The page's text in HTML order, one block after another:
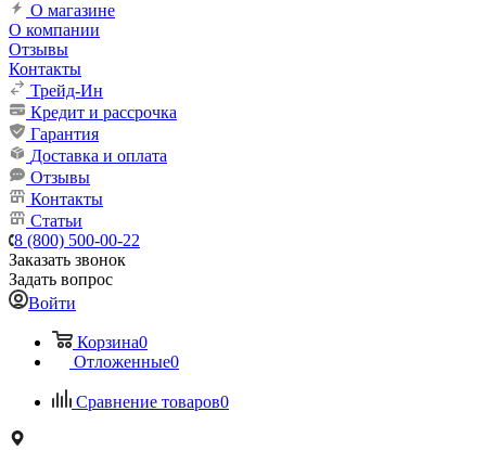
О магазине
О компании
Отзывы
Контакты
Трейд-Ин
Кредит и рассрочка
Гарантия
Доставка и оплата
Отзывы
Контакты
Статьи
8 (800) 500-00-22
Заказать звонок
Задать вопрос
Войти
Корзина0
Отложенные0
Сравнение товаров0